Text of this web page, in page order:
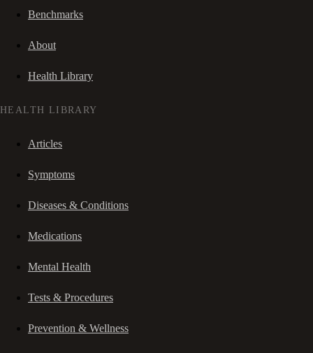
Benchmarks
About
Health Library
HEALTH LIBRARY
Articles
Symptoms
Diseases & Conditions
Medications
Mental Health
Tests & Procedures
Prevention & Wellness